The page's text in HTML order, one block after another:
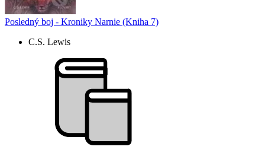
Posledný boj - Kroniky Narnie (Kniha 7)
C.S. Lewis